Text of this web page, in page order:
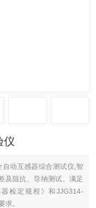
仪
动互感器综合测试仪,智
及阻抗、导纳测试。满足
检定规程》和JJG314-
求。